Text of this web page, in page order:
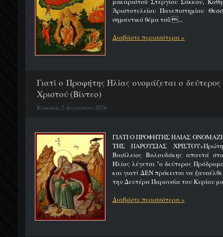
Ἀριστοτελείου Πανεπιστημίου
σημαντικό θέμα τοῦ ...
Διαβάστε περισσότερα »
Γιατί ο Προφήτης Ηλίας ονομάζεται ο
Χριστού (Βίντεο)
Κυριακή, 2 Αυγούστου 2026
ΓΙΑΤΙ Ο ΠΡΟΦΗΤΗΣ ΗΛΙΑΣ
ΤΗΣ ΠΑΡΟΥΣΙΑΣ
Βασίλειος Βολουδάκης απαντά
Ηλίας λέγεται "ο δεύτερος
και γιατί ΔΕΝ πρόκειται να
την Δευτέρα Παρουσία του Κυρίου
Διαβάστε περισσότερα »